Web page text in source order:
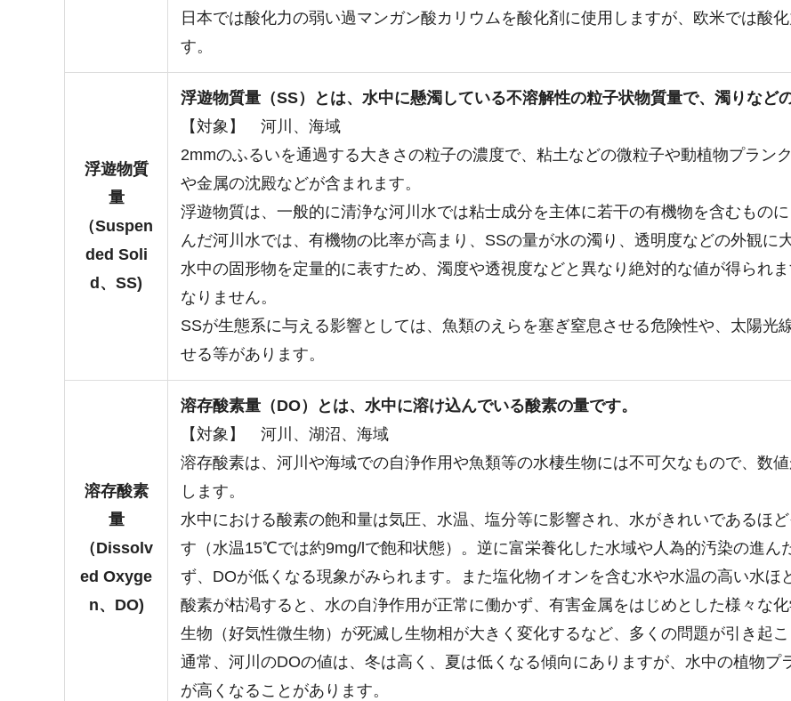
日本では酸化力の弱い過マンガン酸カリウムを酸化剤に使用しますが、欧米では酸
す。
浮遊物質
量
（Suspen
ded Soli
d、SS)
浮遊物質量（SS）とは、水中に懸濁している不溶解性の粒子状物質量で、濁りなど
【対象】 河川、海域
2mmのふるいを通過する大きさの粒子の濃度で、粘土などの微粒子や動植物プラン
や金属の沈殿などが含まれます。
浮遊物質は、一般的に清浄な河川水では粘士成分を主体に若干の有機物を含むもの
んだ河川水では、有機物の比率が高まり、SSの量が水の濁り、透明度などの外観に
水中の固形物を定量的に表すため、濁度や透視度などと異なり絶対的な値が得られ
なりません。
SSが生態系に与える影響としては、魚類のえらを塞ぎ窒息させる危険性や、太陽光
せる等があります。
溶存酸素
量
（Dissolv
ed Oxyge
n、DO)
溶存酸素量（DO）
とは、水中に溶け込んでいる酸素の量です。
【対象】 河川、湖沼、海域
溶存酸素は、河川や海域での自浄作用や魚類等の水棲生物には不可欠なもので、数
します。
水中における酸素の飽和量は気圧、水温、塩分等に影響され、水がきれいであるほ
す（水温15℃では約9mg/lで飽和状態）。逆に富栄養化した水域や人為的汚染の進ん
ず、DOが低くなる現象がみられます。また塩化物イオンを含む水や水温の高い水ほ
酸素が枯渇すると、水の自浄作用が正常に働かず、有害金属をはじめとした様々な
生物（好気性微生物）が死滅し生物相が大きく変化するなど、多くの問題が引き起こ
通常、河川のDOの値は、冬は高く、夏は低くなる傾向にありますが、水中の植物
が高くなることがあります。